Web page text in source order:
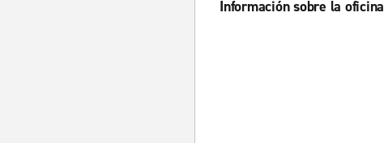
Información sobre la oficina